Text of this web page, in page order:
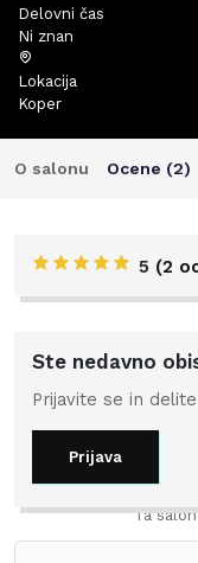
Delovni čas
Ni znan
Lokacija
Koper
O salonu Ocene (2)
5 (2
Ste nedavno
Prijavite se in
Prijava
Ta